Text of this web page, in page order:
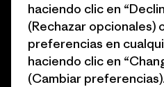
Encuentra una tienda
haciendo clic en
(Rechazar opcionales)
preferencias en
haciendo clic en
(Cambiar